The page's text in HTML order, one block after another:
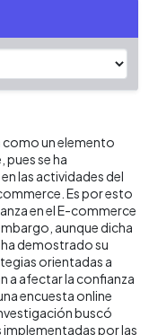
como un elemento
se ha
las actividades del
Es por esto
en el E-commerce
aunque dicha
demostrado su
orientadas a
a afectar la confianza
encuesta online
buscó
por las